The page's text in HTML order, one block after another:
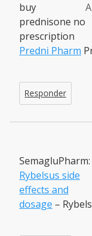
buy
prednisone no
prescription
Predni Pharm
Responder
SemagluPharm:
Rybelsus side
effects and
dosage –